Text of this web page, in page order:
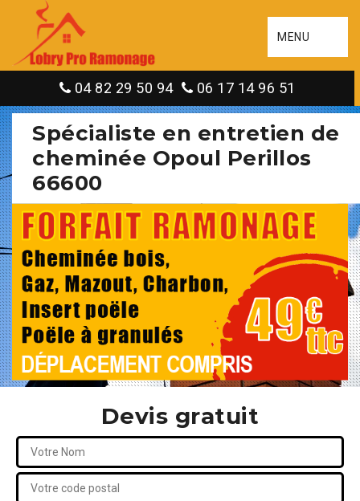
MENU
04 82 29 50 94 06 17 14 96 51
Spécialiste en entretien de
cheminée Opoul Perillos
66600
Devis gratuit